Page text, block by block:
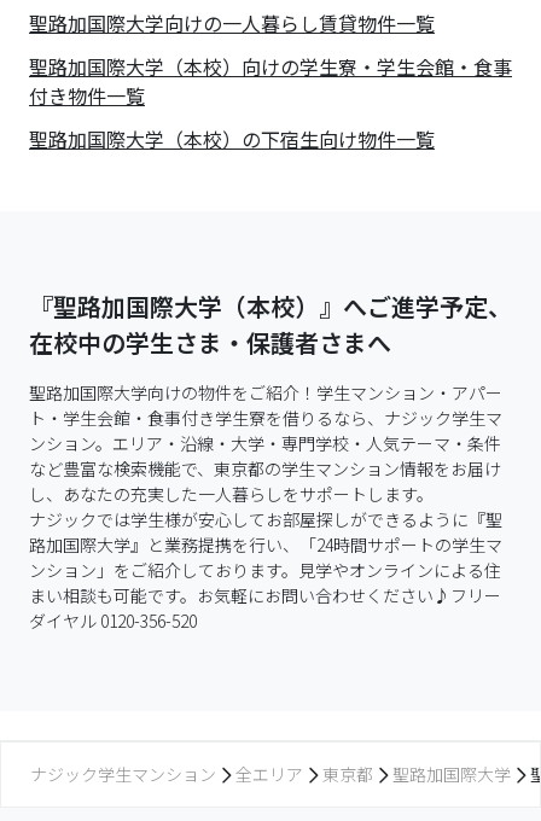
聖路加国際大学向けの一人暮らし賃貸物件一覧
聖路加国際大学（本校）向けの学生寮・学生会館・食事
付き物件一覧
聖路加国際大学（本校）の下宿生向け物件一覧
『聖路加国際大学（本校）』へご進学予定、
在校中の学生さま・保護者さまへ
聖路加国際大学向けの物件をご紹介！学生マンション・アパー
ト・学生会館・食事付き学生寮を借りるなら、ナジック学生マ
ンション。エリア・沿線・大学・専門学校・人気テーマ・条件
など豊富な検索機能で、東京都の学生マンション情報をお届け
し、あなたの充実した一人暮らしをサポートします。
ナジックでは学生様が安心してお部屋探しができるように『聖
路加国際大学』と業務提携を行い、「24時間サポートの学生マ
ンション」をご紹介しております。見学やオンラインによる住
まい相談も可能です。お気軽にお問い合わせください♪フリー
ダイヤル 0120-356-520
ナジック学生マンション 全エリア 東京都 聖路加国際大学